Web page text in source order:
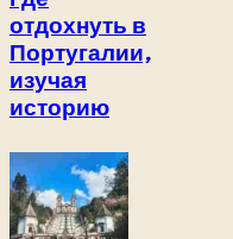
отдохнуть в
Португалии,
изучая
историю